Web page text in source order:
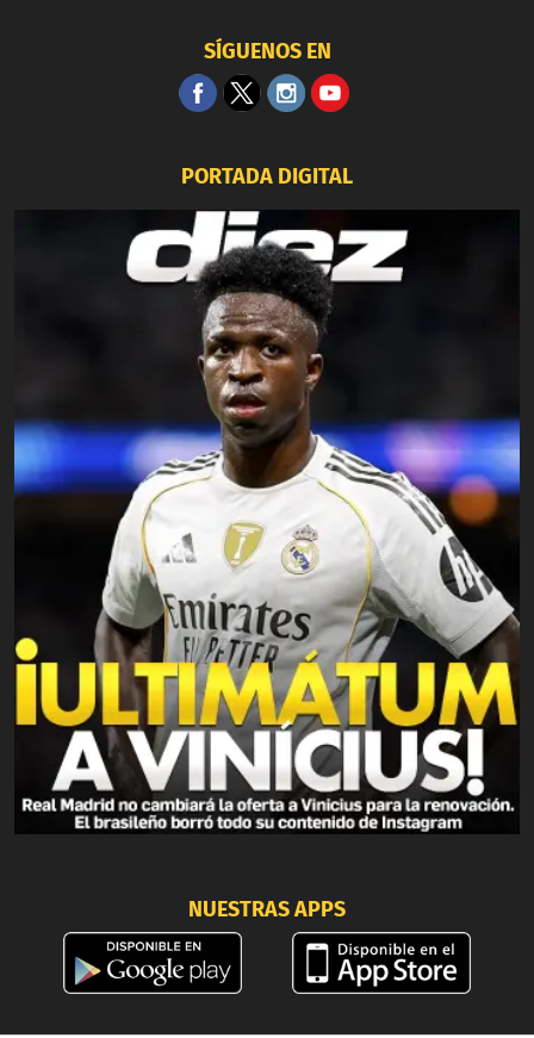
SÍGUENOS EN
PORTADA DIGITAL
NUESTRAS APPS